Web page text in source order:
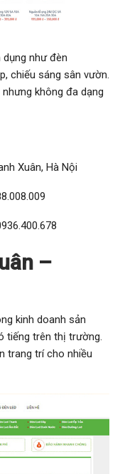
dụng như đèn
chiếu sáng sân vườn.
không đa dạng
Xuân, Hà Nội
–
kinh doanh sản
tiếng trên thị trường.
trang trí cho nhiều